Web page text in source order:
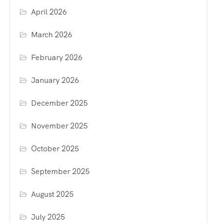
April 2026
March 2026
February 2026
January 2026
December 2025
November 2025
October 2025
September 2025
August 2025
July 2025